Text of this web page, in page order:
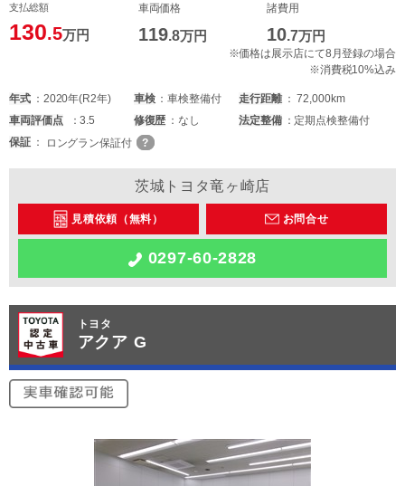
支払総額
130.5万円
車両価格
119.8万円
諸費用
10.7万円
※価格は展示店にて8月登録の場合
※消費税10%込み
年式 2020年(R2年) 車検 車検整備付 走行距離
72,000km
車両評価点 3.5 修復歴 なし 法定整備
定期点検整備付
保証
ロングラン保証付
茨城トヨタ竜ヶ崎店
見積依頼（無料） お問合せ
0297-60-2828
トヨタ
アクア G